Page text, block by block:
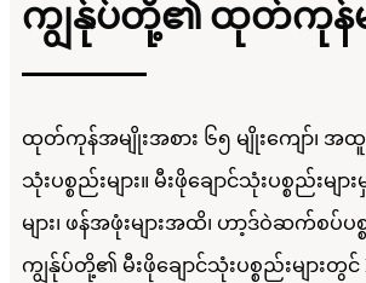
ကျွန်ုပ်တို့၏ ထုတ်ကုန်မ
ထုတ်ကုန်အမျိုးအစား ၆၅ မျိုးကျော်၊ အထူး
သုံးပစ္စည်းများ။ မီးဖိုချောင်သုံးပစ္စည်း
များ၊ ဖန်အဖုံးများအထိ၊ ဟာ့ဒ်ဝဲဆက်စပ်ပ
ကျွန်ုပ်တို့၏ မီးဖိုချောင်သုံးပစ္စည်းများတွ